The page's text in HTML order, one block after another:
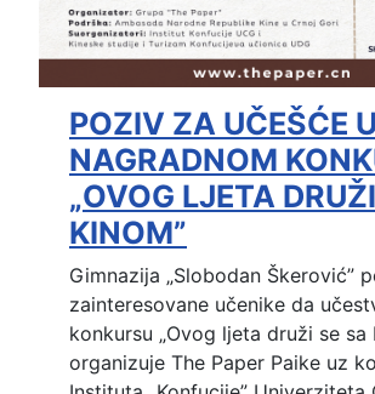
POZIV ZA UČEŠĆE U
NAGRADNOM
„OVOG LJETA
KINOM”
Gimnazija „Slobodan Škerović”
zainteresovane učenike da
konkursu „Ovog ljeta druži se sa
organizuje The Paper Paike uz